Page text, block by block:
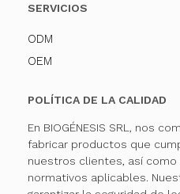
SERVICIOS
ODM
OEM
POLÍTICA DE LA CALIDAD
En BIOGÉNESIS SRL, nos
fabricar productos que
nuestros clientes, así
normativos aplicables.